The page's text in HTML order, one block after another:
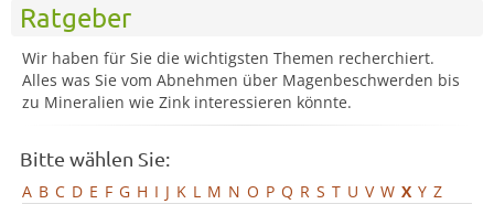
Ratgeber
Wir haben für Sie die wichtigsten Themen recherchiert.
Alles was Sie vom Abnehmen über Magenbeschwerden bis
zu Mineralien wie Zink interessieren könnte.
Bitte wählen Sie:
A B C D E F G H I J K L M N O P Q R S T U V W X Y Z